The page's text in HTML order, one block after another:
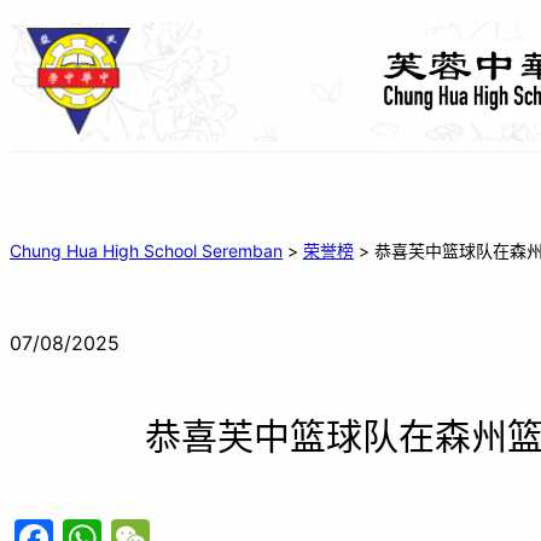
Chung Hua High School Seremban > 荣誉榜 > 恭喜芙中篮球队在森
07/08/2025
恭喜芙中篮球队在森州